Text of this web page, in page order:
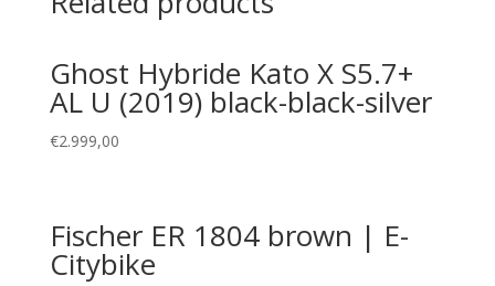
Ghost Hybride Kato X S5.7+
AL U (2019) black-black-silver
€2.999,00
Fischer ER 1804 brown | E-
Citybike